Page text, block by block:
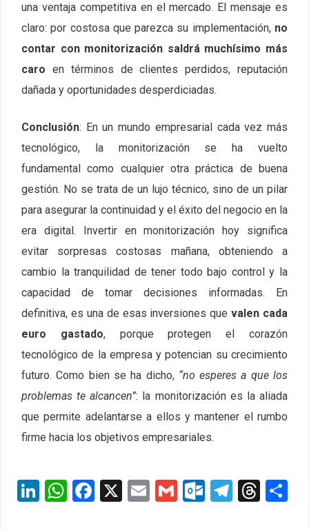
una ventaja competitiva en el mercado. El mensaje es
claro: por costosa que parezca su implementación, no
contar con monitorización saldrá muchísimo más
caro en términos de clientes perdidos, reputación
dañada y oportunidades desperdiciadas.
Conclusión: En un mundo empresarial cada vez más
tecnológico, la monitorización se ha vuelto
fundamental como cualquier otra práctica de buena
gestión. No se trata de un lujo técnico, sino de un pilar
para asegurar la continuidad y el éxito del negocio en la
era digital. Invertir en monitorización hoy significa
evitar sorpresas costosas mañana, obteniendo a
cambio la tranquilidad de tener todo bajo control y la
capacidad de tomar decisiones informadas. En
definitiva, es una de esas inversiones quevalen cada
euro gastado, porque protegen el corazón
tecnológico de la empresa y potencian su crecimiento
futuro. Como bien se ha dicho, “no esperes a que los
problemas te alcancen”: la monitorización es la aliada
que permite adelantarse a ellos y mantener el rumbo
firme hacia los objetivos empresariales.
LinkedIn
WhatsApp
Facebook
X EmailGmail